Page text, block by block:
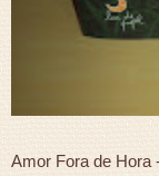
Amor Fora de Hora